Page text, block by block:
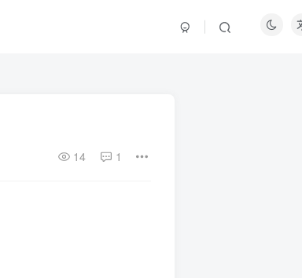
14 1